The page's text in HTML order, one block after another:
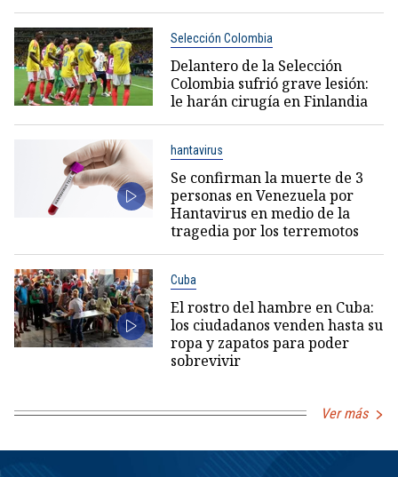
Selección Colombia
Delantero de la Selección
Colombia sufrió grave lesión:
le harán cirugía en Finlandia
hantavirus
Se confirman la muerte de 3
personas en Venezuela por
Hantavirus en medio de la
tragedia por los terremotos
Cuba
El rostro del hambre en Cuba:
los ciudadanos venden hasta su
ropa y zapatos para poder
sobrevivir
Ver más